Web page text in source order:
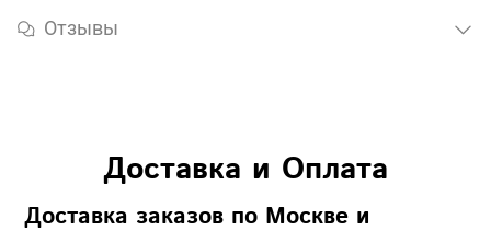
Отзывы
Доставка и Оплата
Доставка заказов по Москве и